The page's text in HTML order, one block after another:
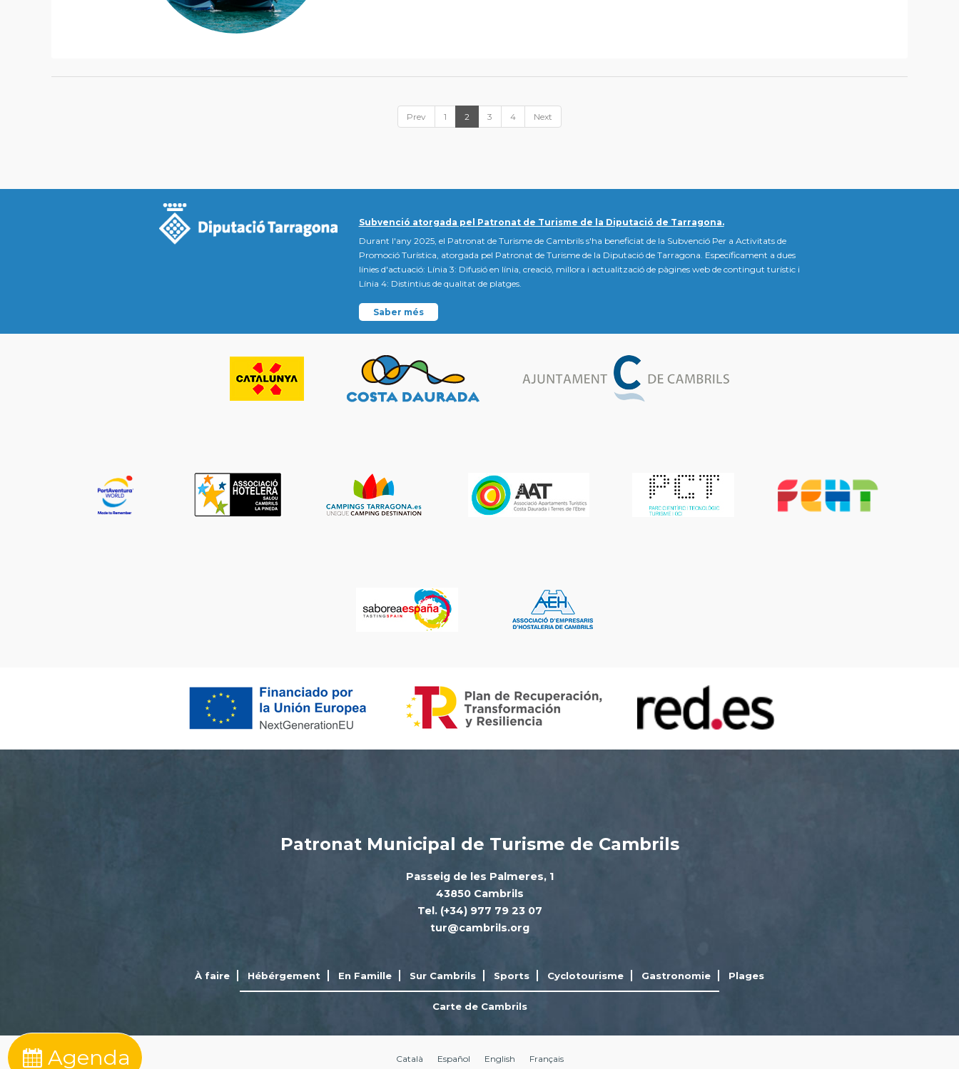
Prev 1 2 3 4 Next
Subvenció atorgada pel Patronat de Turisme de la Diputació de Tarragona.
Durant l'any 2025, el Patronat de Turisme de Cambrils s'ha beneficiat de la Subvenció Per a Activitats de
Promoció Turística, atorgada pel Patronat de Turisme de la Diputació de Tarragona. Específicament a dues
línies d'actuació: Línia 3: Difusió en línia, creació, millora i actualització de pàgines web de contingut turístic i
Línia 4: Distintius de qualitat de platges.
Saber més
Patronat Municipal de Turisme de Cambrils
Passeig de les Palmeres, 1
43850 Cambrils
Tel. (+34) 977 79 23 07
tur@cambrils.org
À faire Hébérgement En Famille Sur Cambrils Sports Cyclotourisme Gastronomie Plages
Carte de Cambrils
Català Español English Français